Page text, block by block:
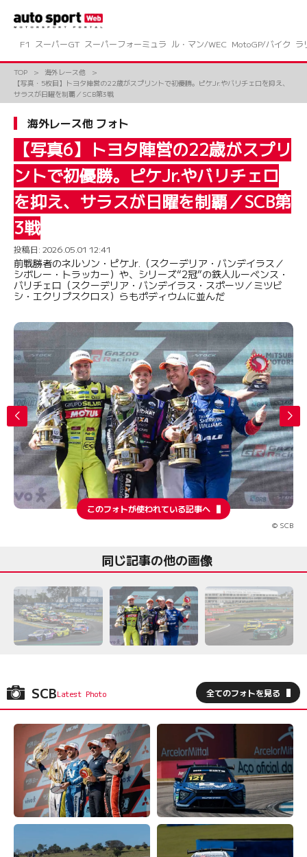
ツ
F1 スーパーGT スーパーフォーミュラ ル・マン/WEC MotoGP/バイク ラ
TOP
海外レース他
【写真・5枚目】トヨタ陣営の22歳がスプリントで初優勝。ピケJr.やバリチェロを抑え、
サラスが日曜を制覇／SCB第3戦
海外レース他 フォト
【写真6】トヨタ陣営の22歳がスプリ
ントで初優勝。ピケJr.やバリチェロ
を抑え、サラスが日曜を制覇／SCB第
3戦
投稿日: 2026.05.01 12:41
前戦勝者のネルソン・ピケJr.（スクーデリア・バンデイラス／
シボレー・トラッカー）や、シリーズ“2冠”の鉄人ルーベンス・
バリチェロ（スクーデリア・バンデイラス・スポーツ／ミツビ
シ・エクリプスクロス）らもポディウムに並んだ
このフォトが使われている記事へ
© SCB
同じ記事の他の画像
SCB 全てのフォトを見る